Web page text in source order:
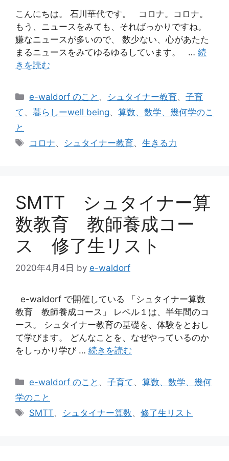
こんにちは。 石川華代です。 コロナ。コロナ。
もう、ニュースをみても、そればっかりですね。
嫌なニュースが多いので、 数少ない、心があたた
まるニュースをみてゆるゆるしています。 … 続
きを読む
カ
テ
ー
e-waldorf のこと 、 シュタイナー教育、子育
て 、 暮らしーwell being、 算数、数学、幾何学のこ
と
タ
コロナ、 シュタイナー教育、生きる力
SMTT シュタイナー算
数教育 教師養成コー
ス 修了生リスト
2020年4月4日 by e-waldorf
e-waldorf で開催している 「シュタイナー算数
教育 教師養成コース」 レベル１は、半年間のコ
ース。 シュタイナー教育の基礎を、体験をとおし
て学びます。 どんなことを、なぜやっているのか
をしっかり学び … 続きを読む
カ
テ
リ
e-waldorf のこと 、子育て 、算数、数学、幾何
学のこと
タ
SMTT、 シュタイナー算数、修了生リスト